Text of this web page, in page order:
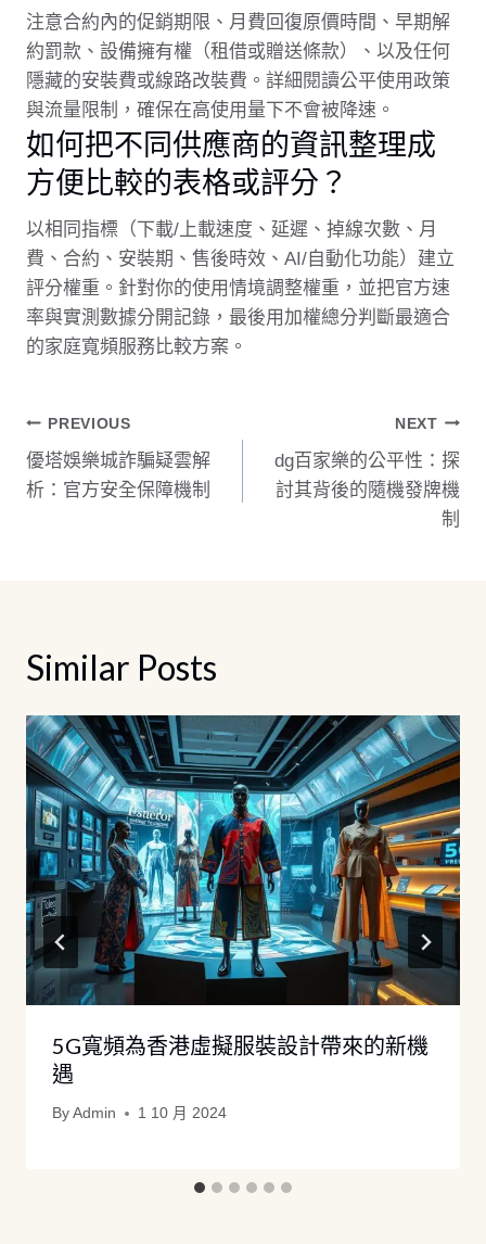
注意合約內的促銷期限、月費回復原價時間、早期解
約罰款、設備擁有權（租借或贈送條款）、以及任何
隱藏的安裝費或線路改裝費。詳細閱讀公平使用政策
與流量限制，確保在高使用量下不會被降速。
如何把不同供應商的資訊整理成
方便比較的表格或評分？
以相同指標（下載/上載速度、延遲、掉線次數、月
費、合約、安裝期、售後時效、AI/自動化功能）建立
評分權重。針對你的使用情境調整權重，並把官方速
率與實測數據分開記錄，最後用加權總分判斷最適合
的家庭寬頻服務比較方案。
文
章
PREVIOUS
優塔娛樂城詐騙疑雲解
析：官方安全保障機制
NEXT
dg百家樂的公平性：探
討其背後的隨機發牌機
制
Similar Posts
5G寬頻為香港虛擬服裝設計帶來的新機
遇
By Admin 1 10 月 2024